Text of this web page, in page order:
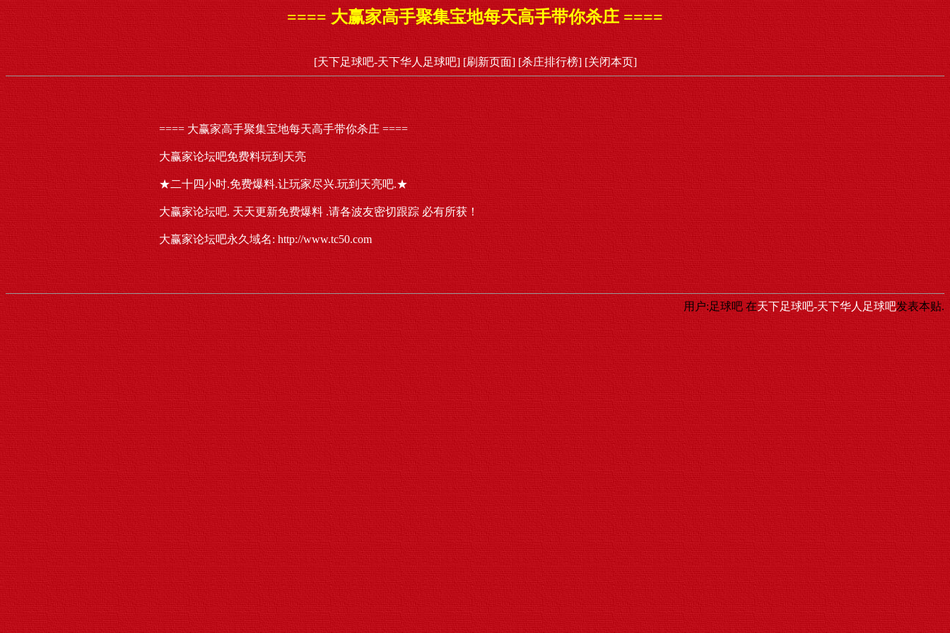
==== 大赢家高手聚集宝地每天高手带你杀庄 ====
[天下足球吧-天下华人足球吧] [刷新页面] [杀庄排行榜] [关闭本页]
==== 大赢家高手聚集宝地每天高手带你杀庄 ====
大赢家论坛吧免费料玩到天亮
★二十四小时.免费爆料.让玩家尽兴.玩到天亮吧.★
大赢家论坛吧. 天天更新免费爆料 .请各波友密切跟踪 必有所获！
大赢家论坛吧永久域名: http://www.tc50.com
用户:足球吧 在天下足球吧-天下华人足球吧发表本贴.